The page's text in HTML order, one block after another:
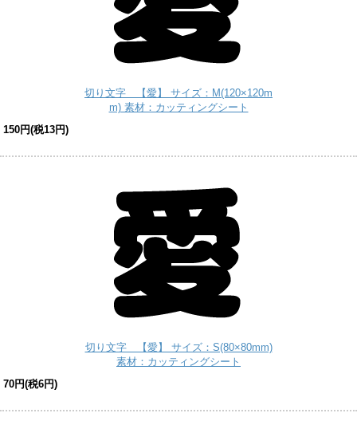
切り文字 【愛】 サイズ：M(120×120m
m) 素材：カッティングシート
150円(税13円)
切り文字 【愛】 サイズ：S(80×80mm)
素材：カッティングシート
70円(税6円)